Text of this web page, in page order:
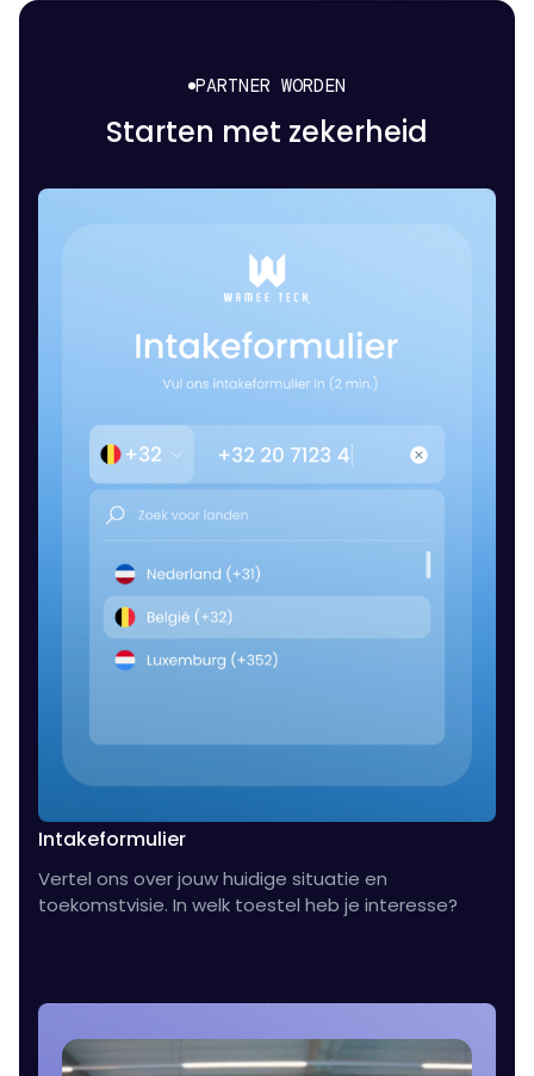
PARTNER WORDEN
Starten met zekerheid
Intakeformulier
Vertel ons over jouw huidige situatie en
toekomstvisie. In welk toestel heb je interesse?